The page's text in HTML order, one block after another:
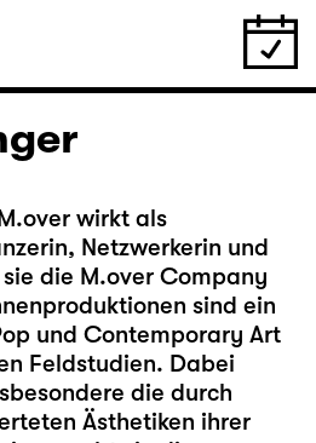
wirkt als
Netzwerkerin und
die M.over Company
sind ein
und Contemporary Art
Feldstudien. Dabei
die durch
Ästhetiken ihrer